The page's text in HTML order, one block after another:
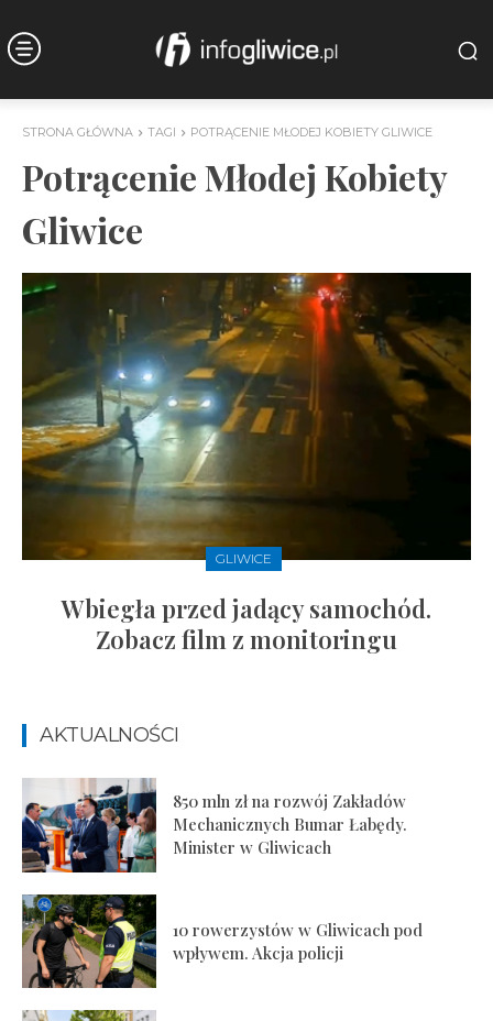
STRONA GŁÓWNA TAGI POTRĄCENIE MŁODEJ KOBIETY GLIWICE
Potrącenie Młodej Kobiety
Gliwice
GLIWICE
Wbiegła przed jadący samochód.
Zobacz film z monitoringu
AKTUALNOŚCI
850 mln zł na rozwój Zakładów
Mechanicznych Bumar Łabędy.
Minister w Gliwicach
10 rowerzystów w Gliwicach pod
wpływem. Akcja policji